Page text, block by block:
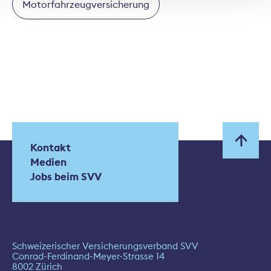
Motorfahrzeugversicherung
Kontakt
Medien
Jobs beim SVV
Schweizerischer Versicherungsverband SVV
Conrad-Ferdinand-Meyer-Strasse 14
8002 Zürich